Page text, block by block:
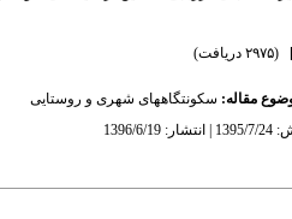
(۲۹۷۵ دریافت)
مقاله: سکونتگاههای شهری و روستایی